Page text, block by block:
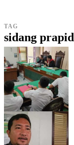
TAG
sidang prapid